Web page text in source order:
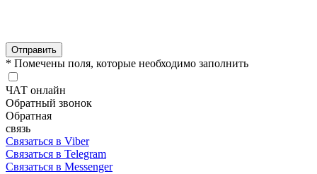
Отправить
* Помечены поля, которые необходимо заполнить
ЧАТ онлайн
Обратный звонок
Обратная
связь
Связаться в Viber
Связаться в Telegram
Связаться в Messenger